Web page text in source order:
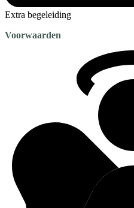
Extra begeleiding
Voorwaarden